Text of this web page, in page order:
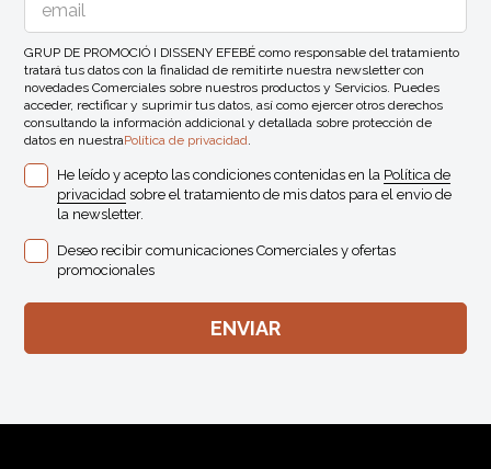
GRUP DE PROMOCIÓ I DISSENY EFEBÉ como responsable del tratamiento
tratará tus datos con la finalidad de remitirte nuestra newsletter con
novedades Comerciales sobre nuestros productos y Servicios. Puedes
acceder, rectificar y suprimir tus datos, así como ejercer otros derechos
consultando la información addicional y detallada sobre protección de
datos en nuestraPolítica de privacidad.
He leído y acepto las condiciones contenidas en la Política de
privacidad sobre el tratamiento de mis datos para el envio de
la newsletter.
Deseo recibir comunicaciones Comerciales y ofertas
promocionales